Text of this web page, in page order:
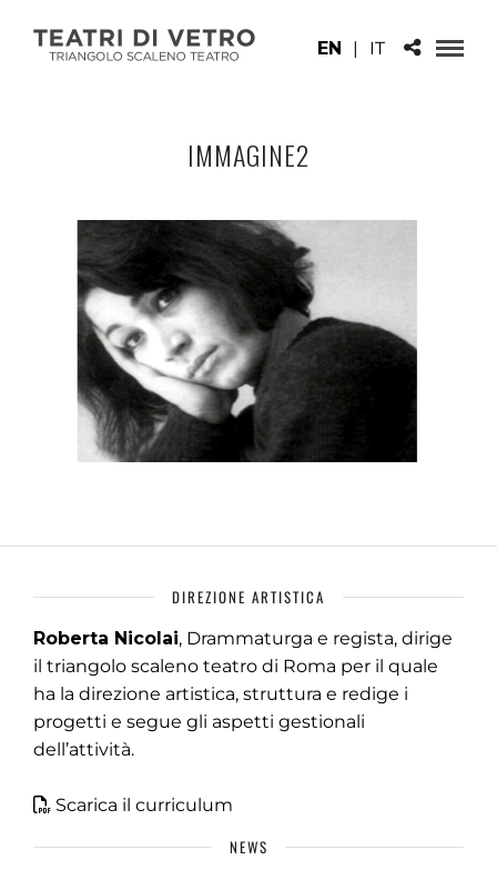
EN | IT
IMMAGINE2
DIREZIONE ARTISTICA
Roberta Nicolai, Drammaturga e regista, dirige
il triangolo scaleno teatro di Roma per il quale
ha la direzione artistica, struttura e redige i
progetti e segue gli aspetti gestionali
dell’attività.
Scarica il curriculum
NEWS